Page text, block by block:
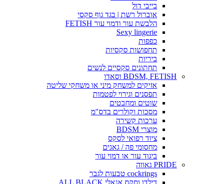
בייבי דול
אוברול רשת | בגד גוף סקסי
הלבשת עור ודמוי עור FETISH
Sexy lingerie
כפפות
תחפושות סקסיות
ביריות
תחתונים סקסיים לנשים
BDSM, FETISH וסאדו
אזיקים למשחק מיני או משחקי שליטה
תפסנים וגירוי לפטמות
שוטים ומחבטים
מסכות וקולרים בדס"מ
ערכות קשירה
מוצרי BDSM
ציוד רפואי לסקס
מחסומי פה / גאגים
ביגוד עור או דמוי עור
PRIDE גאווה
cockrings טבעות לגבר
דילדו וסקס אנאלי ALL BLACK